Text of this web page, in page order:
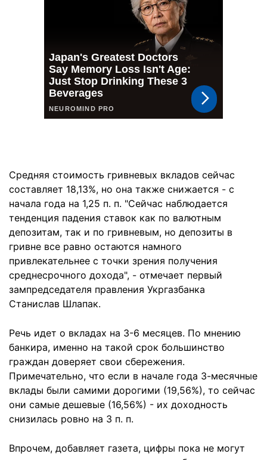
Средняя стоимость гривневых вкладов сейчас
составляет 18,13%, но она также снижается - с
начала года на 1,25 п. п. "Сейчас наблюдается
тенденция падения ставок как по валютным
депозитам, так и по гривневым, но депозиты в
гривне все равно остаются намного
привлекательнее с точки зрения получения
среднесрочного дохода", - отмечает первый
зампредседателя правления Укргазбанка
Станислав Шлапак.
Речь идет о вкладах на 3-6 месяцев. По мнению
банкира, именно на такой срок большинство
граждан доверяет свои сбережения.
Примечательно, что если в начале года 3-месячные
вклады были самими дорогими (19,56%), то сейчас
они самые дешевые (16,56%) - их доходность
снизилась ровно на 3 п. п.
Впрочем, добавляет газета, цифры пока не могут